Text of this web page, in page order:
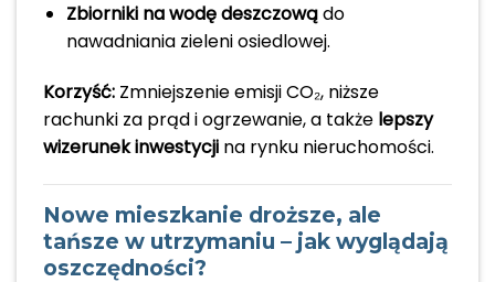
Zbiorniki na wodę deszczowądo
nawadniania zieleni osiedlowej.
Korzyść: Zmniejszenie emisji CO₂, niższe
rachunki za prąd i ogrzewanie, a także lepszy
wizerunek inwestycji na rynku nieruchomości.
Nowe mieszkanie droższe, ale
tańsze w utrzymaniu – jak wyglądają
oszczędności?